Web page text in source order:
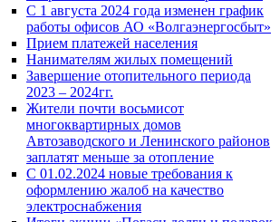
С 1 августа 2024 года изменен график
работы офисов АО «Волгаэнергосбыт»
Прием платежей населения
Нанимателям жилых помещений
Завершение отопительного периода
2023 – 2024гг.
Жители почти восьмисот
многоквартирных домов
Автозаводского и Ленинского районов
заплатят меньше за отопление
С 01.02.2024 новые требования к
оформлению жалоб на качество
электроснабжения